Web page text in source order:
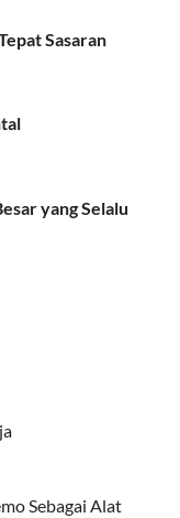
Sasaran
yang Selalu
Sebagai Alat